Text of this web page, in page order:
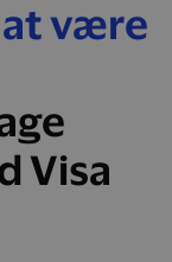
at være
Visa